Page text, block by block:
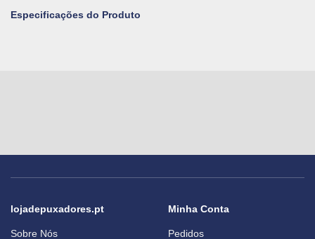
Especificações do Produto
lojadepuxadores.pt
Sobre Nós
Minha Conta
Pedidos